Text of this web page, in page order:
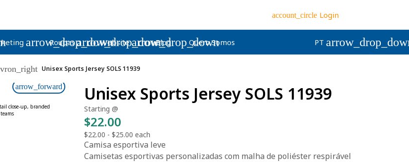
account_circle Login
arrow_drop_down
Roupas arrow_drop_down
Website arrow_drop_down
Blog Quem Somos PT
Unisex Sports Jersey SOLS 11939
arrow_forward Unisex Sports Jersey SOLS 11939
Starting @
$22.00
$22.00 - $25.00 each
Camisa esportiva leve
Camisetas esportivas personalizadas com malha de poliéster respirável